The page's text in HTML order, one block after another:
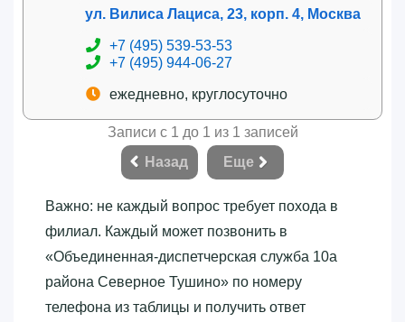
ул. Вилиса Лациса, 23, корп. 4, Москва
+7 (495) 539-53-53
+7 (495) 944-06-27
ежедневно, круглосуточно
Записи с 1 до 1 из 1 записей
Назад
Еще
Важно: не каждый вопрос требует похода в
филиал. Каждый может позвонить в
«‎Объединенная-диспетчерская служба 10а
района Северное Тушино»‎ по номеру
телефона из таблицы и получить ответ